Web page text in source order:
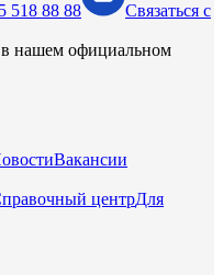
518 88 88
Связаться с
в нашем официальном
Вакансии
центрДля